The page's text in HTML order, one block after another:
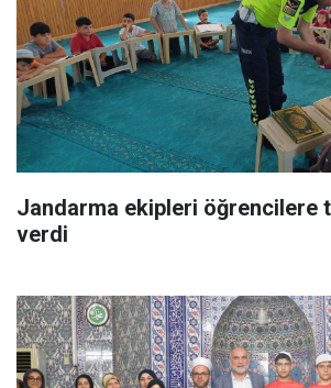
Jandarma ekipleri öğrencilere
verdi